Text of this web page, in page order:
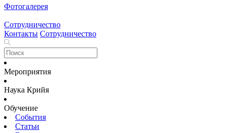
Фотогалерея
Сотрудничество
Контакты Сотрудничество
Мероприятия
Наука Крийя
Обучение
События
Статьи